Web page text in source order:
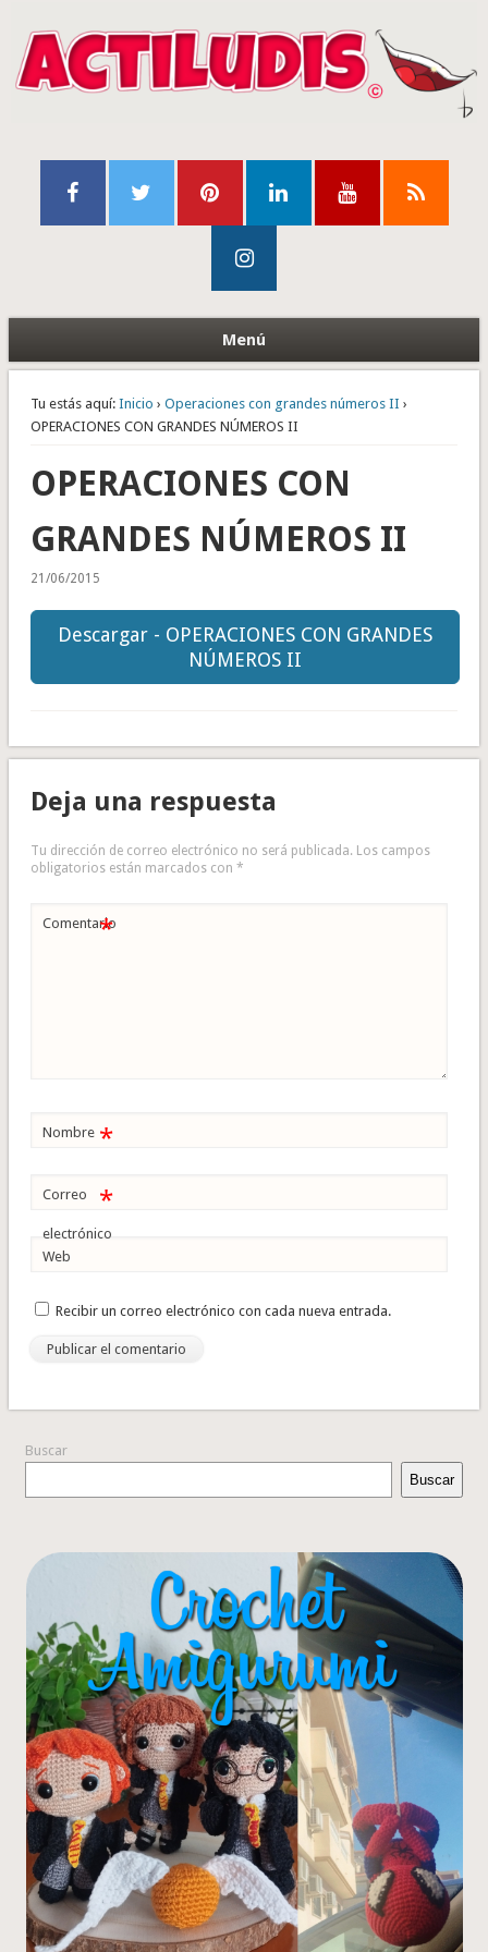
Menú
Tu estás aquí: Inicio › Operaciones con grandes números II ›
OPERACIONES CON GRANDES NÚMEROS II
OPERACIONES CON
GRANDES NÚMEROS II
21/06/2015
Descargar - OPERACIONES CON GRANDES
NÚMEROS II
Deja una respuesta
Tu dirección de correo electrónico no será publicada. Los campos
obligatorios están marcados con *
Comentario
*
Nombre *
Correo
electrónico
*
Web
Recibir un correo electrónico con cada nueva entrada.
Buscar
Buscar